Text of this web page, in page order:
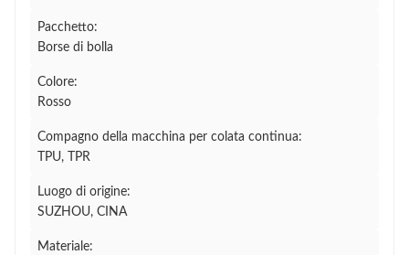
Pacchetto:
Borse di bolla
Colore:
Rosso
Compagno della macchina per colata continua:
TPU, TPR
Luogo di origine:
SUZHOU, CINA
Materiale: